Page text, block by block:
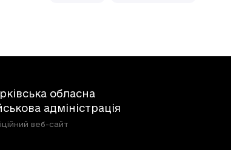
обласна
адміністрація
веб-сайт